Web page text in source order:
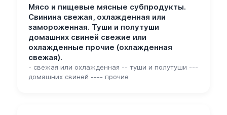
Мясо и пищевые мясные субпродукты.
Свинина свежая, охлажденная или
замороженная. Туши и полутуши
домашних свиней свежие или
охлажденные прочие (охлажденная
свежая).
- свежая или охлажденная -- туши и полутуши ---
домашних свиней ---- прочие